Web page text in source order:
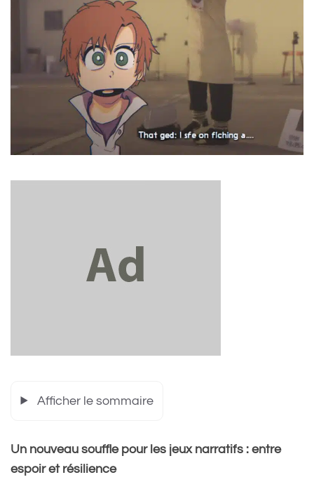
Afficher le sommaire
Un nouveau souffle pour les jeux narratifs : entre
espoir et résilience